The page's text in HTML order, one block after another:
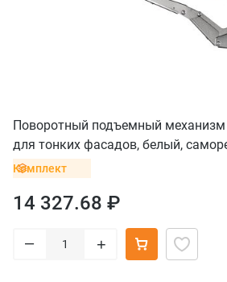
Поворотный подъемный механизм
для тонких фасадов, белый,
Комплект
14 327.68 ₽
– +